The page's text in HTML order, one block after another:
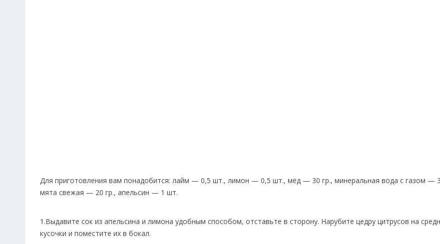
Для приготовления вам понадобится: лайм — 0,5 шт., лимон — 0,5 шт., мёд — 30 гр., минеральная вода с газом —
мята свежая — 20 гр., апельсин — 1 шт.
1.Выдавите сок из апельсина и лимона удобным способом, отставьте в сторону. Нарубите цедру цитрусов на
кусочки и поместите их в бокал.